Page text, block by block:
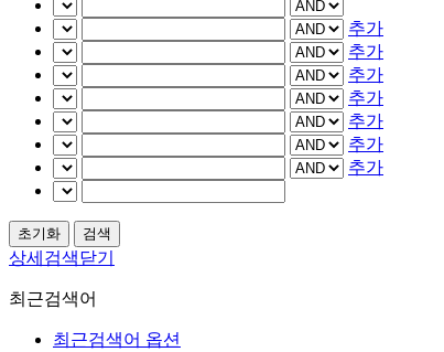
추가
추가
추가
추가
추가
추가
추가
상세검색닫기
최근검색어
최근검색어 옵션